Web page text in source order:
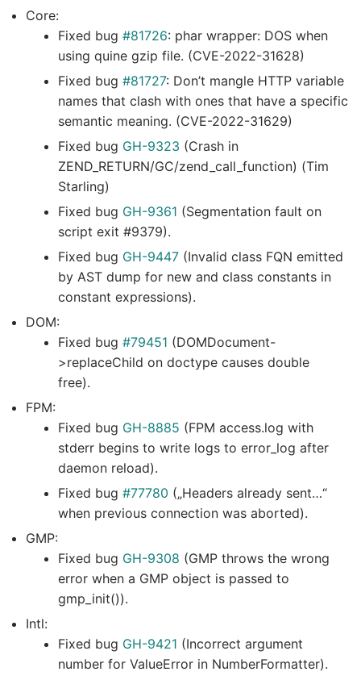
Core:
Fixed bug #81726: phar wrapper: DOS when
using quine gzip file. (CVE-2022-31628)
Fixed bug #81727: Don’t mangle HTTP variable
names that clash with ones that have a specific
semantic meaning. (CVE-2022-31629)
Fixed bug GH-9323 (Crash in
ZEND_RETURN/GC/zend_call_function) (Tim
Starling)
Fixed bug GH-9361 (Segmentation fault on
script exit #9379).
Fixed bug GH-9447 (Invalid class FQN emitted
by AST dump for new and class constants in
constant expressions).
DOM:
Fixed bug #79451 (DOMDocument-
>replaceChild on doctype causes double
free).
FPM:
Fixed bug GH-8885 (FPM access.log with
stderr begins to write logs to error_log after
daemon reload).
Fixed bug #77780 („Headers already sent…“
when previous connection was aborted).
GMP:
Fixed bug GH-9308 (GMP throws the wrong
error when a GMP object is passed to
gmp_init()).
Intl:
Fixed bug GH-9421 (Incorrect argument
number for ValueError in NumberFormatter).